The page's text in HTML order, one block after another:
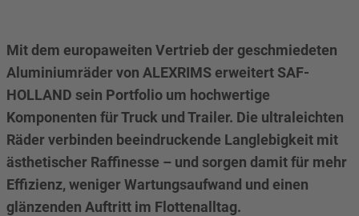
Mit dem europaweiten Vertrieb der geschmiedeten
Aluminiumräder von ALEXRIMS erweitert SAF-
HOLLAND sein Portfolio um hochwertige
Komponenten für Truck und Trailer. Die ultraleichten
Räder verbinden beeindruckende Langlebigkeit mit
ästhetischer Raffinesse – und sorgen damit für mehr
Effizienz, weniger Wartungsaufwand und einen
glänzenden Auftritt im Flottenalltag.